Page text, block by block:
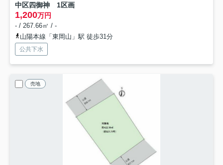
中区四御神 1区画
1,200万円
- / 267.66㎡ / -
山陽本線「東岡山」駅 徒歩31分
公共下水
売地